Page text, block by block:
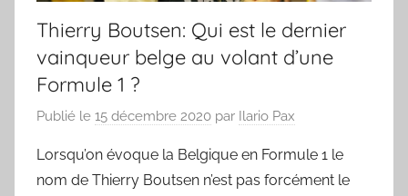
Thierry Boutsen: Qui est le dernier
vainqueur belge au volant d’une
Formule 1 ?
Publié le 15 décembre 2020 par Ilario Pax
Lorsqu’on évoque la Belgique en Formule 1 le
nom de Thierry Boutsen n’est pas forcément le